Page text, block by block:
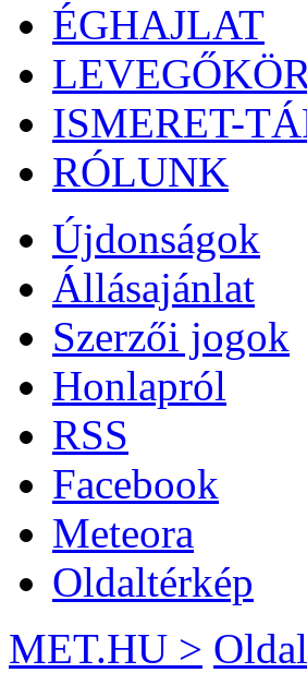
ÉGHAJLAT
ISMERET-
RÓLUNK
Újdonságok
Állásajánlat
Szerzői jogok
Honlapról
RSS
Facebook
Meteora
Oldaltérkép
MET.HU >